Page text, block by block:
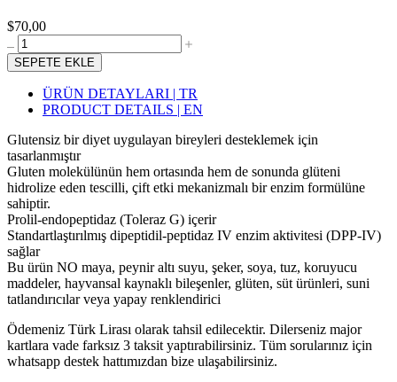
$70,00
SEPETE EKLE
ÜRÜN DETAYLARI | TR
PRODUCT DETAILS | EN
Glutensiz bir diyet uygulayan bireyleri desteklemek için
tasarlanmıştır
Gluten molekülünün hem ortasında hem de sonunda glüteni
hidrolize eden tescilli, çift etki mekanizmalı bir enzim formülüne
sahiptir.
Prolil-endopeptidaz (Toleraz G) içerir
Standartlaştırılmış dipeptidil-peptidaz IV enzim aktivitesi (DPP-IV)
sağlar
Bu ürün NO maya, peynir altı suyu, şeker, soya, tuz, koruyucu
maddeler, hayvansal kaynaklı bileşenler, glüten, süt ürünleri, suni
tatlandırıcılar veya yapay renklendirici
Ödemeniz Türk Lirası olarak tahsil edilecektir. Dilerseniz major
kartlara vade farksız 3 taksit yaptırabilirsiniz. Tüm sorularınız için
whatsapp destek hattımızdan bize ulaşabilirsiniz.